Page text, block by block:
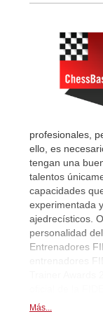
profesionales,
ello, es
tengan una
talentos
capacidades
experimentada
ajedrecísticos.
personalidad
Entrenadores
entrenadores
Más...